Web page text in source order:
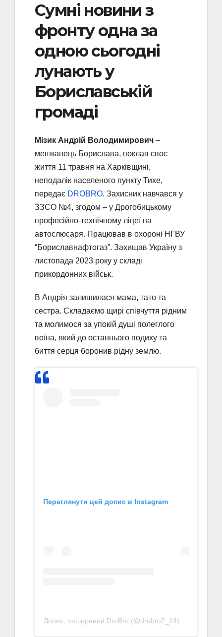
Сумні новини з
фронту одна за
одною сьогодні
лунають у
Бориславській
громаді
Мізик Андрій Володимирович –
мешканець Борислава, поклав своє
життя 11 травня на Харківщині,
неподалік населеного пункту Тихе,
передає DROBRO. Захисник навчався у
ЗЗСО №4, згодом – у Дрогобицькому
професійно-технічному ліцеї на
автослюсаря. Працював в охороні НГВУ
“Бориславнафтогаз”. Захищав Україну з
листопада 2023 року у складі
прикордонних військ.
В Андрія залишилася мама, тато та
сестра. Складаємо щирі співчуття рідним
та молимося за упокій душі полеглого
воїна, який до останнього подиху та
биття серця боронив рідну землю.
Переглянути цей допис в Instagram
Допис, поширений DroBro (@drobro7_24)